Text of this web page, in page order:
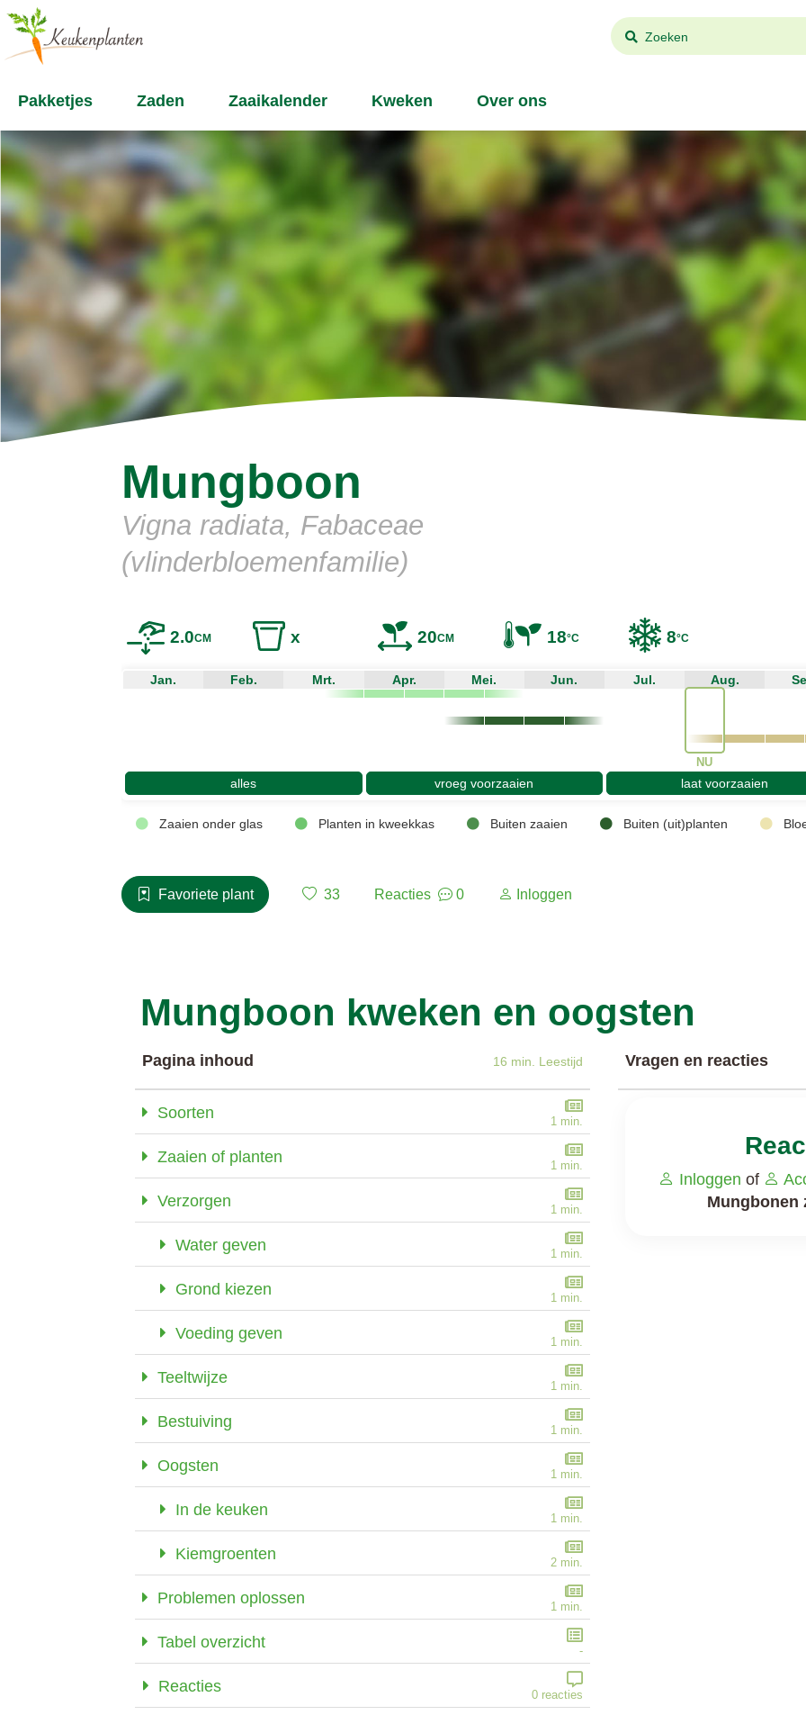
Zoeken
Pakketjes Zaden Zaaikalender Kweken Over ons
Mungboon
Vigna radiata, Fabaceae
(vlinderbloemenfamilie)
°C
8
°C
18
CM
20
x
CM
2.0
Jan. Feb. Mrt. Apr. Mei. Jun. Jul. Aug.
NU
alles vroeg voorzaaien laat voorzaaien
Zaaien onder glas Planten in kweekkas Buiten zaaien Buiten (uit)planten
Favoriete plant 33 Reacties 0 Inloggen
Mungboon kweken en oogsten
Pagina inhoud 16 min. Leestijd
Soorten 1 min.
Zaaien of planten 1 min.
Verzorgen 1 min.
Water geven 1 min.
Grond kiezen 1 min.
Voeding geven 1 min.
Teeltwijze 1 min.
Bestuiving 1 min.
Oogsten 1 min.
In de keuken 1 min.
Kiemgroenten 2 min.
Problemen oplossen 1 min.
Tabel overzicht -
Reacties 0 reacties
Vragen en reacties
Inloggen of
Mungbonen